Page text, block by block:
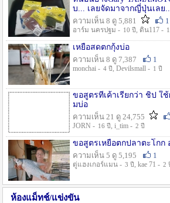
บ... เลยจัดมาจากญี่ปุ่นเลย..
ความเห็น 8 ดู 5,881
1
อาร์ม นครปฐม - 10 ปี , ดิน117 -
เหยื่อสดตกกุ้งบ่อ
ความเห็น 8 ดู 7,387
1
monchai - 4 ปี , Devilsmall - 1 ปี
ขอสูตรที่เค้าเรียกว่า ชิป ใ
มบ่อ
ความเห็น 21 ดู 24,755
JORN - 16 ปี , i_tim - 2 ปี
ขอสูตรเหยื่อตกปลาตะโกก
ความเห็น 5 ดู 5,195
1
ตู่แฮงเกอร์แมน - 3 ปี , kae 71 - 2
ห้องแม็ทช์/แข่งขัน